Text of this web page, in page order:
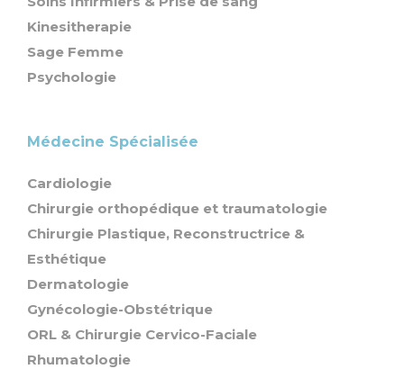
Kinesitherapie
Sage Femme
Psychologie
Médecine Spécialisée
Cardiologie
Chirurgie orthopédique et traumatologie
Chirurgie Plastique, Reconstructrice &
Esthétique
Dermatologie
Gynécologie-Obstétrique
ORL & Chirurgie Cervico-Faciale
Rhumatologie